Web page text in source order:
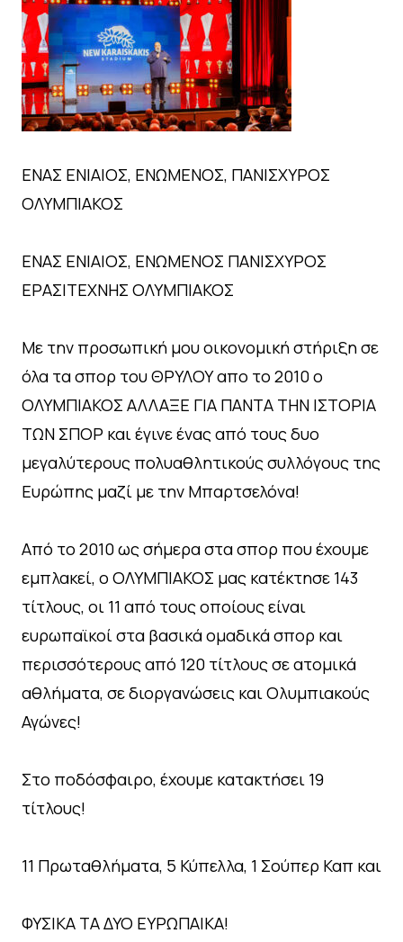
ΕΝΑΣ ΕΝΙΑΙΟΣ, ΕΝΩΜΕΝΟΣ, ΠΑΝΙΣΧΥΡΟΣ
ΟΛΥΜΠΙΑΚΟΣ
ΕΝΑΣ ΕΝΙΑΙΟΣ, ΕΝΩΜΕΝΟΣ ΠΑΝΙΣΧΥΡΟΣ
ΕΡΑΣΙΤΕΧΝΗΣ ΟΛΥΜΠΙΑΚΟΣ
Με την προσωπική μου οικονομική στήριξη σε
όλα τα σπορ του ΘΡΥΛΟΥ απο το 2010 ο
ΟΛΥΜΠΙΑΚΟΣ ΑΛΛΑΞΕ ΓΙΑ ΠΑΝΤΑ ΤΗΝ ΙΣΤΟΡΙΑ
ΤΩΝ ΣΠΟΡ και έγινε ένας από τους δυο
μεγαλύτερους πολυαθλητικούς συλλόγους της
Ευρώπης μαζί με την Μπαρτσελόνα!
Από το 2010 ως σήμερα στα σπορ που έχουμε
εμπλακεί, ο ΟΛΥΜΠΙΑΚΟΣ μας κατέκτησε 143
τίτλους, οι 11 από τους οποίους είναι
ευρωπαϊκοί στα βασικά ομαδικά σπορ και
περισσότερους από 120 τίτλους σε ατομικά
αθλήματα, σε διοργανώσεις και Ολυμπιακούς
Αγώνες!
Στο ποδόσφαιρο, έχουμε κατακτήσει 19
τίτλους!
11 Πρωταθλήματα, 5 Κύπελλα, 1 Σούπερ Καπ και
ΦΥΣΙΚΑ ΤΑ ΔΥΟ ΕΥΡΩΠΑΙΚΑ!